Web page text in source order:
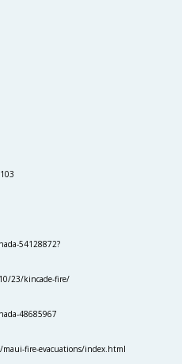
54128872?
23/kincade-fire/
48685967
fire-evacuations/index.html